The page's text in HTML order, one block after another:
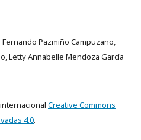
Pazmiño Campuzano,
Letty Annabelle Mendoza García
Creative Commons
4.0.